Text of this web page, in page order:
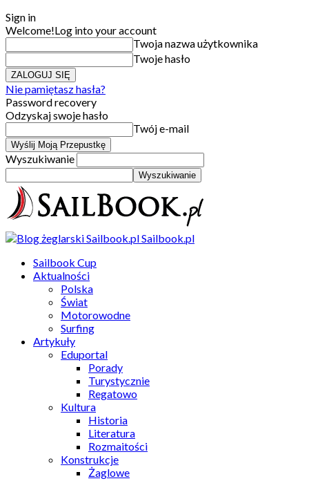
Sign in
Welcome!Log into your account
Twoja nazwa użytkownika
Twoje hasło
Nie pamiętasz hasła?
Password recovery
Odzyskaj swoje hasło
Twój e-mail
Wyszukiwanie
Sailbook.pl
Sailbook Cup
Aktualności
Polska
Świat
Motorowodne
Surfing
Artykuły
Eduportal
Porady
Turystycznie
Regatowo
Kultura
Historia
Literatura
Rozmaitości
Konstrukcje
Żaglowe